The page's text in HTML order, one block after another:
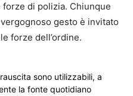
di polizia. Chiunque
gesto è invitato
forze dell’ordine.
sono utilizzabili, a
la fonte quotidiano